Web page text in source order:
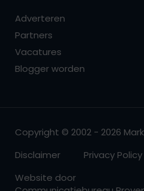
Adverteren
Partners
Vacatures
Blogger worden
Copyright © 2002 - 2026
Disclaimer
Privacy Policy
Website door